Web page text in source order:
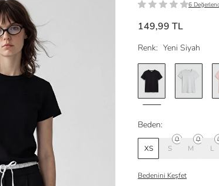
6
149,99 TL
Renk: Yeni Siyah
Beden:
XS S M L
Bedenini Keşfet